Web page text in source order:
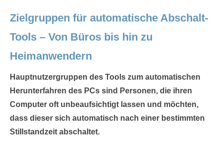
Zielgruppen für automatische Abschalt-
Tools – Von Büros bis hin zu
Heimanwendern
Hauptnutzergruppen des Tools zum automatischen
Herunterfahren des PCs sind Personen, die ihren
Computer oft unbeaufsichtigt lassen und möchten,
dass dieser sich automatisch nach einer bestimmten
Stillstandzeit abschaltet.